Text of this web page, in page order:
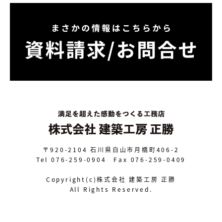
〒920-2104 石川県白山市月橋町406-2
Tel 076-259-0904 Fax 076-259-0409
Copyright(c)株式会社 建築工房 正勝
All Rights Reserved.